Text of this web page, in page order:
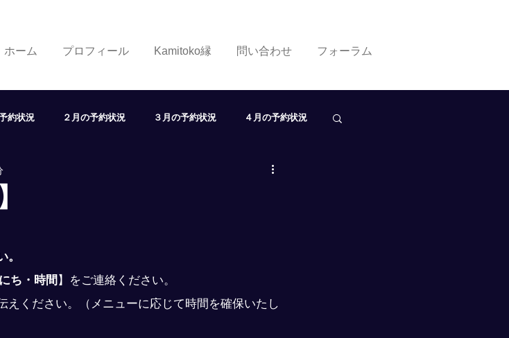
ホーム プロフィール Kamitoko縁 問い合わせ フォーラム
約状況 ２月の予約状況 ３月の予約状況 ４月の予約状況
ち・時間 】
をご連絡ください。
えください。（メニューに応じて時間を確保いたし